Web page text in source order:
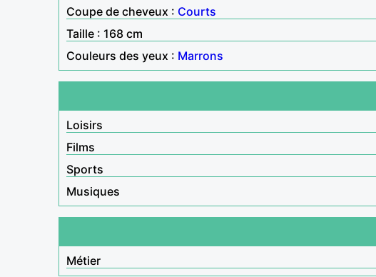
Coupe de cheveux : Courts
Taille : 168 cm
Couleurs des yeux : Marrons
Loisirs
Films
Sports
Musiques
Métier